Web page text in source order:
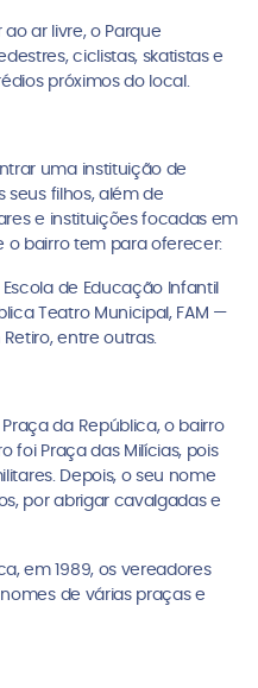
ar livre, o Parque
ciclistas, skatistas e
próximos do local.
uma instituição de
seus filhos, além de
e instituições focadas em
o bairro tem para oferecer:
Escola de Educação Infantil
Teatro Municipal, FAM —
entre outras.
da República, o bairro
foi Praça das Milícias, pois
Depois, o seu nome
por abrigar cavalgadas e
em 1989, os vereadores
de várias praças e